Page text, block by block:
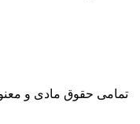
تمامی حقوق مادی و